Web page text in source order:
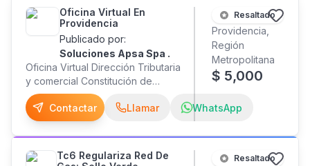
plegadoras, prensas excéntricas,
taladros radiales, rectificadoras y
muchas otras máquinas más.
Trabajamos electricidad,
mecánica, tableros eléctricos,
control automático, PLC, CNC,
hidráulica, neumática. Fabricacion
de piezas, rectificación de
cuchillos, rectificación de
Fabricamos y reconstruimos
Oficina Virtual En
Providencia
Publicado por:
Soluciones Apsa Spa .
Oficina Virtual Dirección Tributaria
y comercial Constitución de
Sociedad Servicios Contables.
OtrosContactar Llamar WhatsApp
Resaltado
Providencia,
Región
Metropolitana
$ 5,000
Tc6 Regulariza Red De
Resaltado